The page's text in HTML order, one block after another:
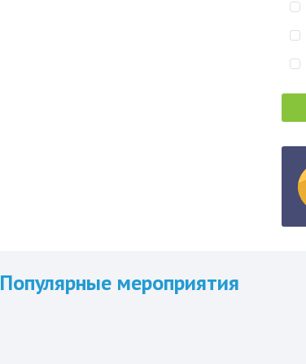
Популярные мероприятия